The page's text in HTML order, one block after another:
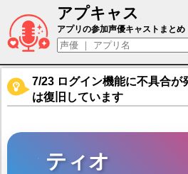
アプキャス
ティオ（声優：？？
アプリの参加声優キャストまとめ
7/23 ログイン機能に不具合が
は復旧しています
ティオ